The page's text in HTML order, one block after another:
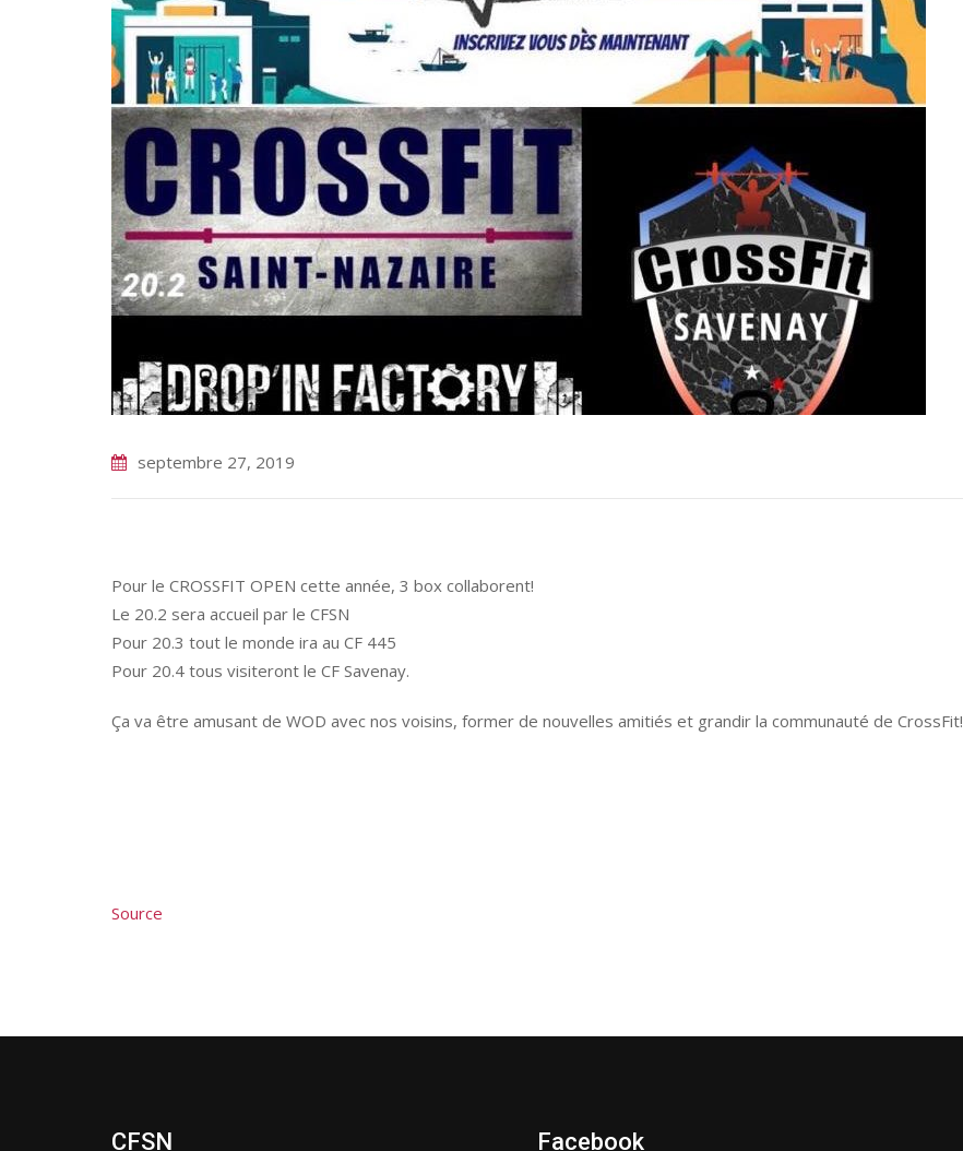
septembre 27, 2019
Pour le CROSSFIT OPEN cette année, 3 box collaborent!
Le 20.2 sera accueil par le CFSN
Pour 20.3 tout le monde ira au CF 445
Pour 20.4 tous visiteront le CF Savenay.
Ça va être amusant de WOD avec nos voisins, former de nouvelles amitiés et grandir la communauté de CrossFit!
Source
CFSN Facebook